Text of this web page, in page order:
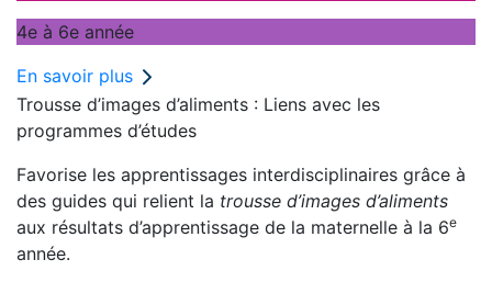
4e à 6e année
En savoir plus
Trousse d’images d’aliments : Liens avec les
programmes d’études
Favorise les apprentissages interdisciplinaires grâce à
des guides qui relient la trousse d’images d’aliments
aux résultats d’apprentissage de la maternelle à la 6e
année.